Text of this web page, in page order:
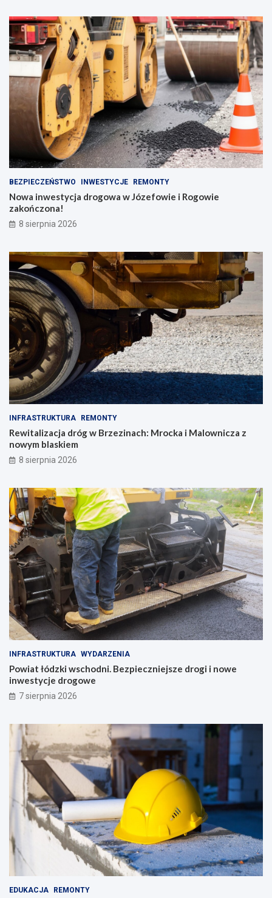
BEZPIECZEŃSTWO INWESTYCJE REMONTY
Nowa inwestycja drogowa w Józefowie i Rogowie
zakończona!
8 sierpnia 2026
INFRASTRUKTURA REMONTY
Rewitalizacja dróg w Brzezinach: Mrocka i Malownicza z
nowym blaskiem
8 sierpnia 2026
INFRASTRUKTURA WYDARZENIA
Powiat łódzki wschodni. Bezpieczniejsze drogi i nowe
inwestycje drogowe
7 sierpnia 2026
EDUKACJA REMONTY